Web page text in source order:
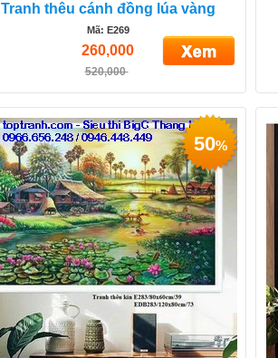
Tranh thêu cánh đồng lúa vàng
Mã: E269
260,000
520,000
50%